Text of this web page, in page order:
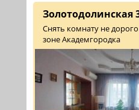
Золотодолинская
Снять комнату не
зоне Академгородка